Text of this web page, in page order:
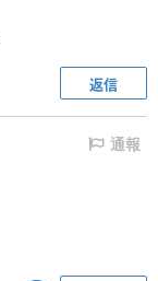
返信
通報